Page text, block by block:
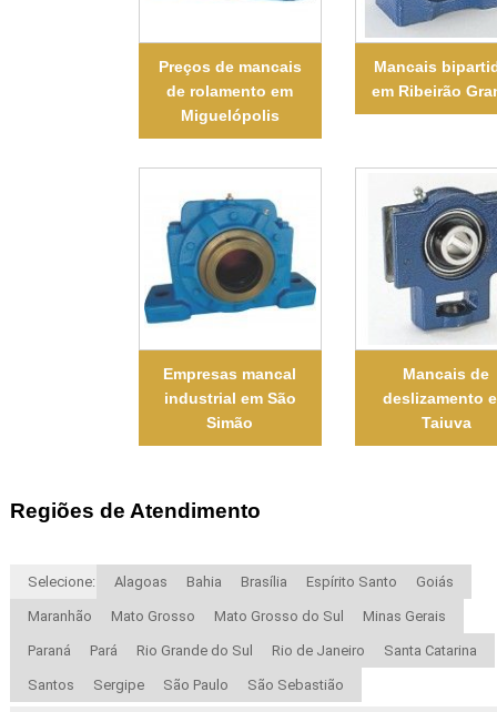
Preços de mancais
de rolamento em
Miguelópolis
Mancais
em Ribeirão
Empresas mancal
industrial em São
Simão
Mancais de
deslizamento
Taiuva
Regiões de Atendimento
Selecione: Alagoas Bahia Brasília Espírito Santo Goiás
Maranhão Mato Grosso Mato Grosso do Sul Minas Gerais
Paraná Pará Rio Grande do Sul Rio de Janeiro Santa Catarina
Santos Sergipe São Paulo São Sebastião